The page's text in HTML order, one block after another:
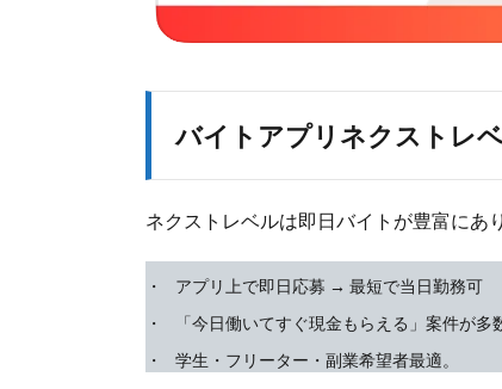
バイトアプリネクストレ
ネクストレベルは即日バイトが豊富にあ
アプリ上で即日応募 → 最短で当日勤務可
「今日働いてすぐ現金もらえる」案件が多
学生・フリーター・副業希望者最適。